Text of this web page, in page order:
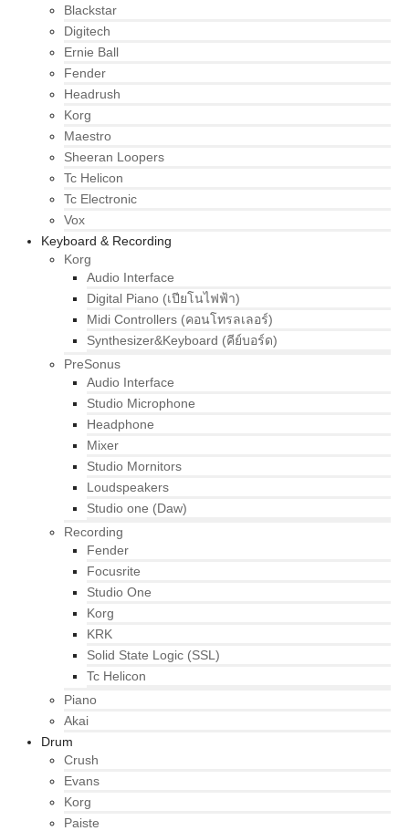
Blackstar
Digitech
Ernie Ball
Fender
Headrush
Korg
Maestro
Sheeran Loopers
Tc Helicon
Tc Electronic
Vox
Keyboard & Recording
Korg
Audio Interface
Digital Piano (เปียโนไฟฟ้า)
Midi Controllers (คอนโทรลเลอร์)
Synthesizer&Keyboard (คีย์บอร์ด)
PreSonus
Audio Interface
Studio Microphone
Headphone
Mixer
Studio Mornitors
Loudspeakers
Studio one (Daw)
Recording
Fender
Focusrite
Studio One
Korg
KRK
Solid State Logic (SSL)
Tc Helicon
Piano
Akai
Drum
Crush
Evans
Korg
Paiste